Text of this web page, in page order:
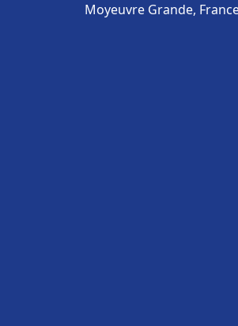
Moyeuvre Grande,